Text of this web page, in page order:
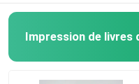
Boîtes d'emballage
Impression de livres